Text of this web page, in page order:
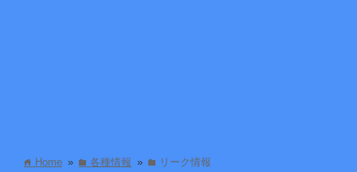
home Home » folder 各種情報 » folder リーク情報